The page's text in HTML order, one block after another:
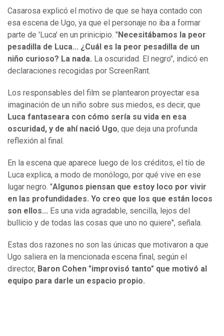
Casarosa explicó el motivo de que se haya contado con
esa escena de Ugo, ya que el personaje no iba a formar
parte de 'Luca' en un prinicipio. " Necesitábamos la peor
pesadilla de Luca... ¿Cuál es la peor pesadilla de un
niño curioso? La nada. La oscuridad. El negro", indicó en
declaraciones recogidas por ScreenRant.
Los responsables del film se plantearon proyectar esa
imaginación de un niño sobre sus miedos, es decir, que
Luca fantaseara con cómo sería su vida en esa
oscuridad, y de ahí nació Ugo, que deja una profunda
reflexión al final.
En la escena que aparece luego de los créditos, el tío de
Luca explica, a modo de monólogo, por qué vive en ese
lugar negro. "Algunos piensan que estoy loco por vivir
en las profundidades. Yo creo que los que están locos
son ellos... Es una vida agradable, sencilla, lejos del
bullicio y de todas las cosas que uno no quiere", señala.
Estas dos razones no son las únicas que motivaron a que
Ugo saliera en la mencionada escena final, según el
director, Baron Cohen "improvisó tanto" que motivó al
equipo para darle un espacio propio.